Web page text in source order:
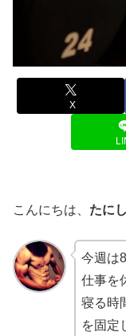
X
こんにちは、 たに
今週は
仕事を
寝る時
を固定